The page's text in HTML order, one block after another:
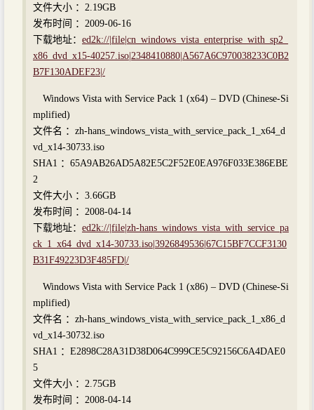
文件大小 ：2.19GB
发布时间 ：2009-06-16
下载地址： ed2k://|file|cn_windows_vista_enterprise_with_sp2_
x86_dvd_x15-40257.iso|2348410880|A567A6C970038233C0B2
B7F130ADEF23|/
Windows Vista with Service Pack 1 (x64) – DVD (Chinese-Si
mplified)
文件名 ：zh-hans_windows_vista_with_service_pack_1_x64_d
vd_x14-30733.iso
SHA1 ：65A9AB26AD5A82E5C2F52E0EA976F033E386EBE
2
文件大小 ：3.66GB
发布时间 ：2008-04-14
下载地址： ed2k://|file|zh-hans_windows_vista_with_service_pa
ck_1_x64_dvd_x14-30733.iso|3926849536|67C15BF7CCF3130
B31F49223D3F485FD|/
Windows Vista with Service Pack 1 (x86) – DVD (Chinese-Si
mplified)
文件名 ：zh-hans_windows_vista_with_service_pack_1_x86_d
vd_x14-30732.iso
SHA1 ：E2898C28A31D38D064C999CE5C92156C6A4DAE0
5
文件大小 ：2.75GB
发布时间 ：2008-04-14